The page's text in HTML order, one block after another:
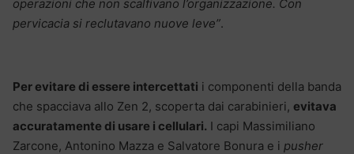
operazioni che non scalfivano l’organizzazione. Con
pervicacia si reclutavano nuove leve”.
Per evitare di essere intercettati i componenti della banda
che spacciava allo Zen 2, scoperta dai carabinieri, evitava
accuratamente di usare i cellulari. I capi Massimiliano
Zarcone, Antonino Mazza e Salvatore Bonura e i pusher